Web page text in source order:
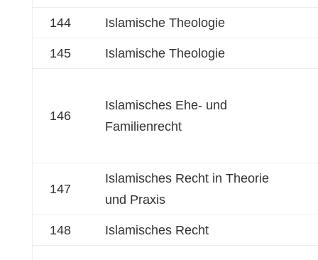
144 Islamische Theologie
145 Islamische Theologie
146
Islamisches Ehe- und
Familienrecht
147
Islamisches Recht in Theorie
und Praxis
148 Islamisches Recht